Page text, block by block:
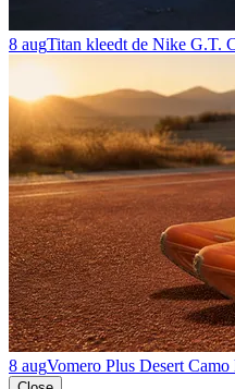
8 augTitan kleedt de Nike G.T.
8 augVomero Plus Desert